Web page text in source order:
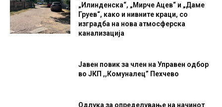
„Илинденска“, „Мирче Ацев“ и „Даме
Груев“, како и нивните краци, со
изградба на нова атмосферска
канализација
Јавен повик за член на Управен одбор
во ЈКП ,,Комуналец” Пехчево
Одлука за определување на начинот